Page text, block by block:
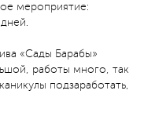
мероприятие:
«Сады Барабы»
работы много, так
подзаработать,